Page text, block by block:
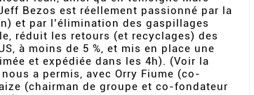
Bezos est réellement passionné par la
et par l’élimination des gaspillages
réduit les retours (et recyclages) des
à moins de 5 %, et mis en place une
et expédiée dans les 4h). (Voir la
a permis, avec Orry Fiume (co-
(chairman de groupe et co-fondateur